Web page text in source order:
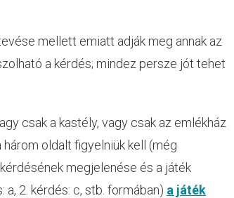
mellett emiatt adják meg annak az
a kérdés; mindez persze jót tehet
csak a kastély, vagy csak az emlékház
oldalt figyelniük kell (még
megjelenése és a játék
2. kérdés: c, stb. formában) a játék